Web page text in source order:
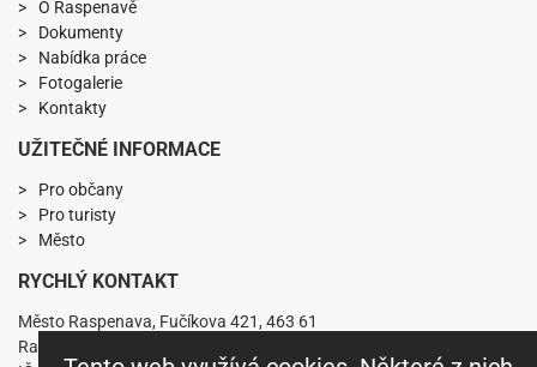
O Raspenavě
Dokumenty
Nabídka práce
Fotogalerie
Kontakty
UŽITEČNÉ INFORMACE
Pro občany
Pro turisty
Město
RYCHLÝ KONTAKT
Město Raspenava, Fučíkova 421, 463 61
Raspenava